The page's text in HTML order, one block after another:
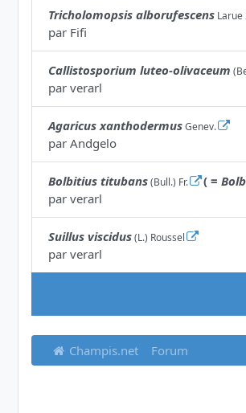
Tricholomopsis alborufescens Larue
par Fifi
Callistosporium luteo-olivaceum
par verarl
Agaricus xanthodermusGenev.
par Andgelo
Bolbitius titubans(Bull.) Fr. ( =
par verarl
Suillus viscidus(L.) Roussel
par verarl
Champis.net Forum